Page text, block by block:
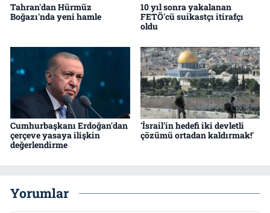
Tahran'dan Hürmüz
Boğazı'nda yeni hamle
10 yıl sonra yakalanan
FETÖ'cü suikastçı itirafçı
oldu
Cumhurbaşkanı Erdoğan'dan
çerçeve yasaya ilişkin
değerlendirme
'İsrail'in hedefi iki devletli
çözümü ortadan kaldırmak!'
Yorumlar